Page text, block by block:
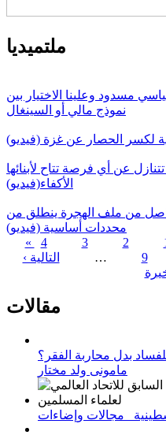
ملتميديا
مسدود وعلينا الاختيار بين
نموذج مالي أو السينغال
لكسر الحصار عن غزة (فيديو)
عن أي فرصة تتاح لأبنائها
الأكفاء(فيديو)
من ملف الهجرة ينطلق من
محددات أساسية (فيديو)
الصفحات
2
3
4
9
…
التالية ›
مقالات
بدل محاربة الفقر؟
مامونى ولد مختار
مجالات وإضاءات